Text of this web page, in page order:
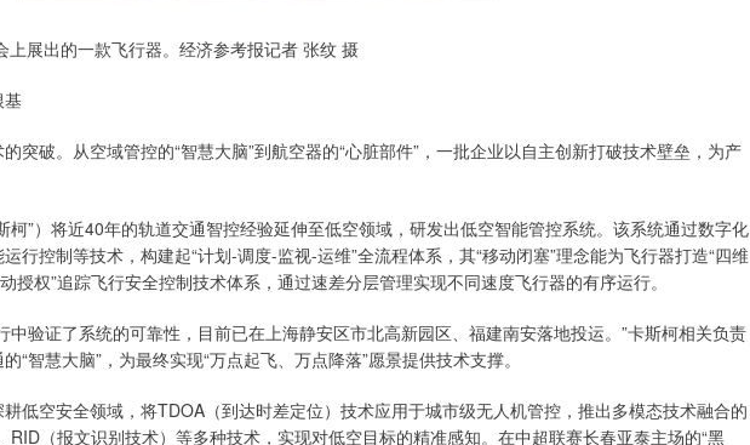
上展出的一款飞行器。经济参考报记者 张纹 摄
基
突破。从空域管控的“智慧大脑”到航空器的“心脏部件”，一批企业以自主创新打破技术壁垒，为产
柯”）将近40年的轨道交通智控经验延伸至低空领域，研发出低空智能管控系统。该系统通过数字化
行控制等技术，构建起“计划-调度-监视-运维”全流程体系，其“移动闭塞”理念能为飞行器打造“四维
授权”追踪飞行安全控制技术体系，通过速差分层管理实现不同速度飞行器的有序运行。
中验证了系统的可靠性，目前已在上海静安区市北高新园区、福建南安落地投运。”卡斯柯相关负责
“智慧大脑”，为最终实现“万点起飞、万点降落”愿景提供技术支撑。
低空安全领域，将TDOA（到达时差定位）技术应用于城市级无人机管控，推出多模态技术融合的
RID（报文识别技术）等多种技术，实现对低空目标的精准感知。在中超联赛长春亚泰主场的“黑